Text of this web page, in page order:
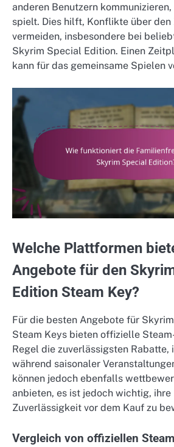
anderen Benutzern
spielt. Dies hilft, Konflikte über den
vermeiden, insbesondere bei
Skyrim Special Edition. Einen
kann für das gemeinsame Spielen
Welche Plattformen
Angebote für den
Edition Steam Key?
Für die besten Angebote für
Steam Keys bieten offizielle
Regel die zuverlässigsten Rabatte,
während saisonaler
können jedoch ebenfalls
anbieten, es ist jedoch wichtig, ihre
Zuverlässigkeit vor dem Kauf zu
Vergleich von offiziellen